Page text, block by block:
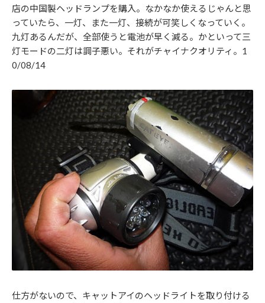
店の中国製ヘッドランプを購入。なかなか使えるじゃんと思
っていたら、一灯、また一灯、接続が可笑しくなっていく。
九灯あるんだが、全部使うと電池が早く減る。かといって三
灯モードの二灯は調子悪い。それがチャイナクオリティ。1
0/08/14
仕方がないので、キャットアイのヘッドライトを取り付ける